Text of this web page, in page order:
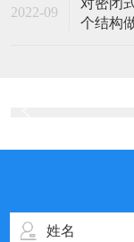
管式布
效果。
2022-09
对密闭
个结构